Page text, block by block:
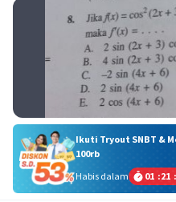
Ikuti Tryout SNBT &
100rb
Habis dalam
01 :21 :